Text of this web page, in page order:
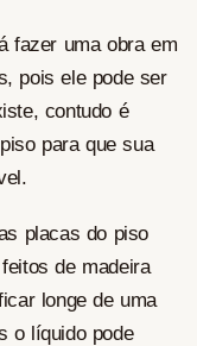
fazer uma obra em
pois ele pode ser
contudo é
para que sua
placas do piso
de madeira
longe de uma
o líquido pode